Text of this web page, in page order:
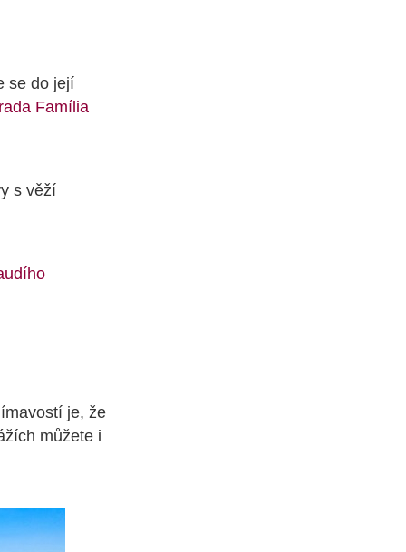
se do její
Família
s věží
je, že
můžete i